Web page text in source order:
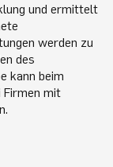
und ermittelt
werden zu
des
kann beim
Firmen mit